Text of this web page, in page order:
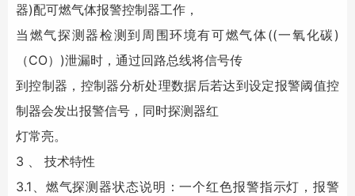
器)配可燃气体报警控制器工作，
当燃气探测器检测到周围环境有可燃气体((一氧化碳)
（CO）)泄漏时，通过回路总线将信号传
到控制器，控制器分析处理数据后若达到设定报警阈值控
制器会发出报警信号，同时探测器红
灯常亮。
3 、 技术特性
3.1、燃气探测器状态说明：一个红色报警指示灯，报警